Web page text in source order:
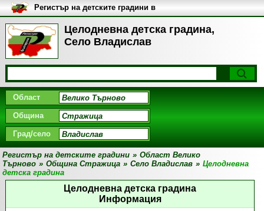
Целодневна детска градина,
Село Владислав
Регистър на детските градини в
България
Област
Община
Град/село
Регистър на детските градини » Област Велико
Търново » Община Стражица » Село Владислав » Целодневна
детска градина
Целодневна детска градина
Информация